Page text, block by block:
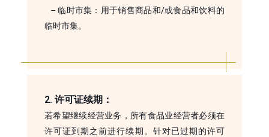
– 临时市集：用于销售商品和/或食品和饮料的
临时市集。
2. 许可证续期：
若希望继续经营业务，所有食品业经营者必须在
许可证到期之前进行续期。针对已过期的许可